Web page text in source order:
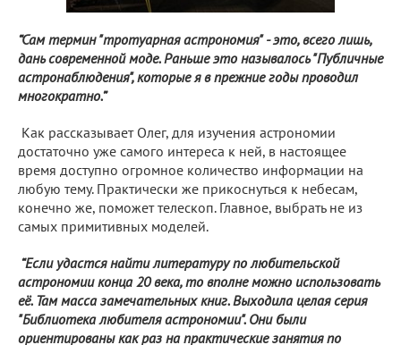
“Сам термин "тротуарная астрономия" - это, всего лишь,
дань современной моде. Раньше это называлось "Публичные
астронаблюдения", которые я в прежние годы проводил
многократно.”
Как рассказывает Олег, для изучения астрономии
достаточно уже самого интереса к ней, в настоящее
время доступно огромное количество информации на
любую тему. Практически же прикоснуться к небесам,
конечно же, поможет телескоп. Главное, выбрать не из
самых примитивных моделей.
“Если удастся найти литературу по любительской
астрономии конца 20 века, то вполне можно использовать
её. Там масса замечательных книг. Выходила целая серия
"Библиотека любителя астрономии". Они были
ориентированы как раз на практические занятия по